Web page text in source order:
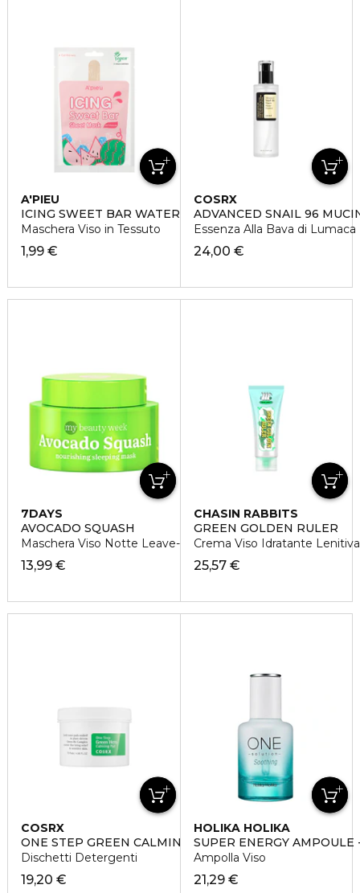
A'PIEU
ICING SWEET BAR WATERMELON
Maschera Viso in Tessuto
1,99 €
COSRX
ADVANCED SNAIL 96
Essenza Alla Bava di Lumaca
24,00 €
7DAYS
AVOCADO SQUASH
Maschera Viso Notte Leave-in
13,99 €
CHASIN RABBITS
GREEN GOLDEN RULER
Crema Viso Idratante Lenitiva
25,57 €
COSRX
ONE STEP GREEN CALMING PAD
Dischetti Detergenti
19,20 €
HOLIKA HOLIKA
SUPER ENERGY AMPOULE
Ampolla Viso
21,29 €